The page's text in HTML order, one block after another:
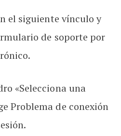
el siguiente vínculo y
de soporte por
«Selecciona una
Problema de conexión